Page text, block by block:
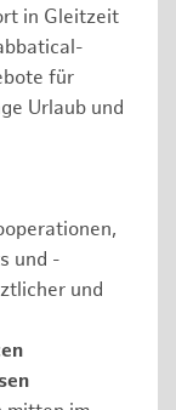
in Gleitzeit
für
Urlaub und
und -
und